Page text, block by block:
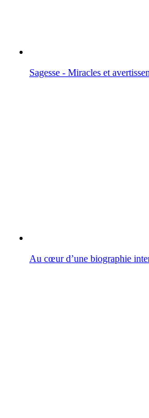
Sagesse - Miracles et
Au cœur d’une biographie